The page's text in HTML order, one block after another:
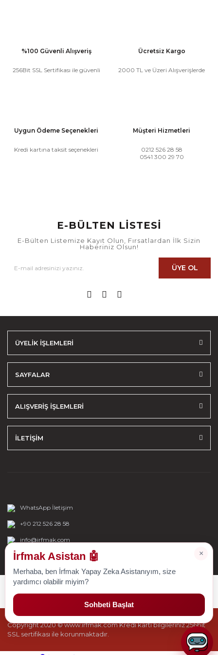
%100 Güvenli Alışveriş
256Bit SSL Sertifikası ile güvenli
Ücretsiz Kargo
2000 TL ve Üzeri Alışverişlerde
Uygun Ödeme Seçenekleri
Kredi kartına taksit seçenekleri
Müşteri Hizmetleri
0212 526 28 58
0541 300 29 70
E-BÜLTEN LİSTESİ
E-Bülten Listemize Kayıt Olun, Fırsatlardan İlk Sizin
Haberiniz Olsun!
ÜYE OL
ÜYELİK İŞLEMLERİ
SAYFALAR
ALIŞVERİŞ İŞLEMLERİ
İLETİŞİM
WhatsApp İletişim
+90 212 526 28 58
info@irfmak.com
Copyright 2020 © www.irfmak.com Kredi kartı bilgileriniz 256bit
SSL sertifikası ile korunmaktadır.
×
İrfmak Asistan 🤖
Merhaba, ben İrfmak Yapay Zeka Asistanıyım, size
yardımcı olabilir miyim?
Sohbeti Başlat